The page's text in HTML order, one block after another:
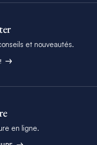
et nouveautés.
en ligne.